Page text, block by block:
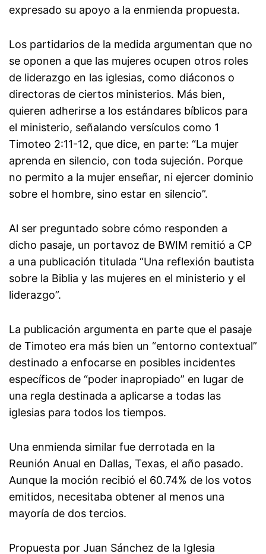
expresado su apoyo a la enmienda propuesta.
Los partidarios de la medida argumentan que no
se oponen a que las mujeres ocupen otros roles
de liderazgo en las iglesias, como diáconos o
directoras de ciertos ministerios. Más bien,
quieren adherirse a los estándares bíblicos para
el ministerio, señalando versículos como 1
Timoteo 2:11-12, que dice, en parte: “La mujer
aprenda en silencio, con toda sujeción. Porque
no permito a la mujer enseñar, ni ejercer dominio
sobre el hombre, sino estar en silencio”.
Al ser preguntado sobre cómo responden a
dicho pasaje, un portavoz de BWIM remitió a CP
a una publicación titulada “Una reflexión bautista
sobre la Biblia y las mujeres en el ministerio y el
liderazgo”.
La publicación argumenta en parte que el pasaje
de Timoteo era más bien un “entorno contextual”
destinado a enfocarse en posibles incidentes
específicos de “poder inapropiado” en lugar de
una regla destinada a aplicarse a todas las
iglesias para todos los tiempos.
Una enmienda similar fue derrotada en la
Reunión Anual en Dallas, Texas, el año pasado.
Aunque la moción recibió el 60.74% de los votos
emitidos, necesitaba obtener al menos una
mayoría de dos tercios.
Propuesta por Juan Sánchez de la Iglesia